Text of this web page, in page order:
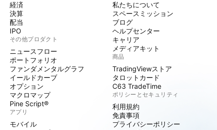
経済
決算
配当
IPO
その他プロダクト
ニュースフロー
ポートフォリオ
ファンダメンタルグラフ
イールドカーブ
オプション
マクロマップ
Pine Script®
アプリ
モバイル
私たちについて
スペースミッション
ブログ
ヘルプセンター
キャリア
メディアキット
商品
TradingViewストア
タロットカード
C63 TradeTime
ポリシーとセキュリティ
利用規約
免責事項
プライバシーポリシー